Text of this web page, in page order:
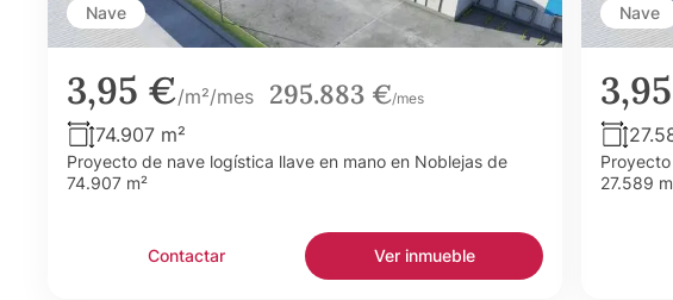
Nave
3,95 €/m²/mes 295.883 €/mes
74.907 m²
Proyecto de nave logística llave en mano en Noblejas de
74.907 m²
Contactar Ver inmueble
Nave
27.589